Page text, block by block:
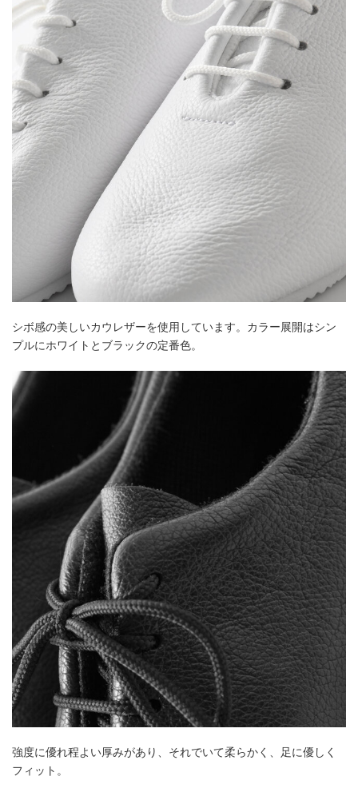
シボ感の美しいカウレザーを使用しています。カラー展開はシン
プルにホワイトとブラックの定番色。
強度に優れ程よい厚みがあり、それでいて柔らかく、足に優しく
フィット。